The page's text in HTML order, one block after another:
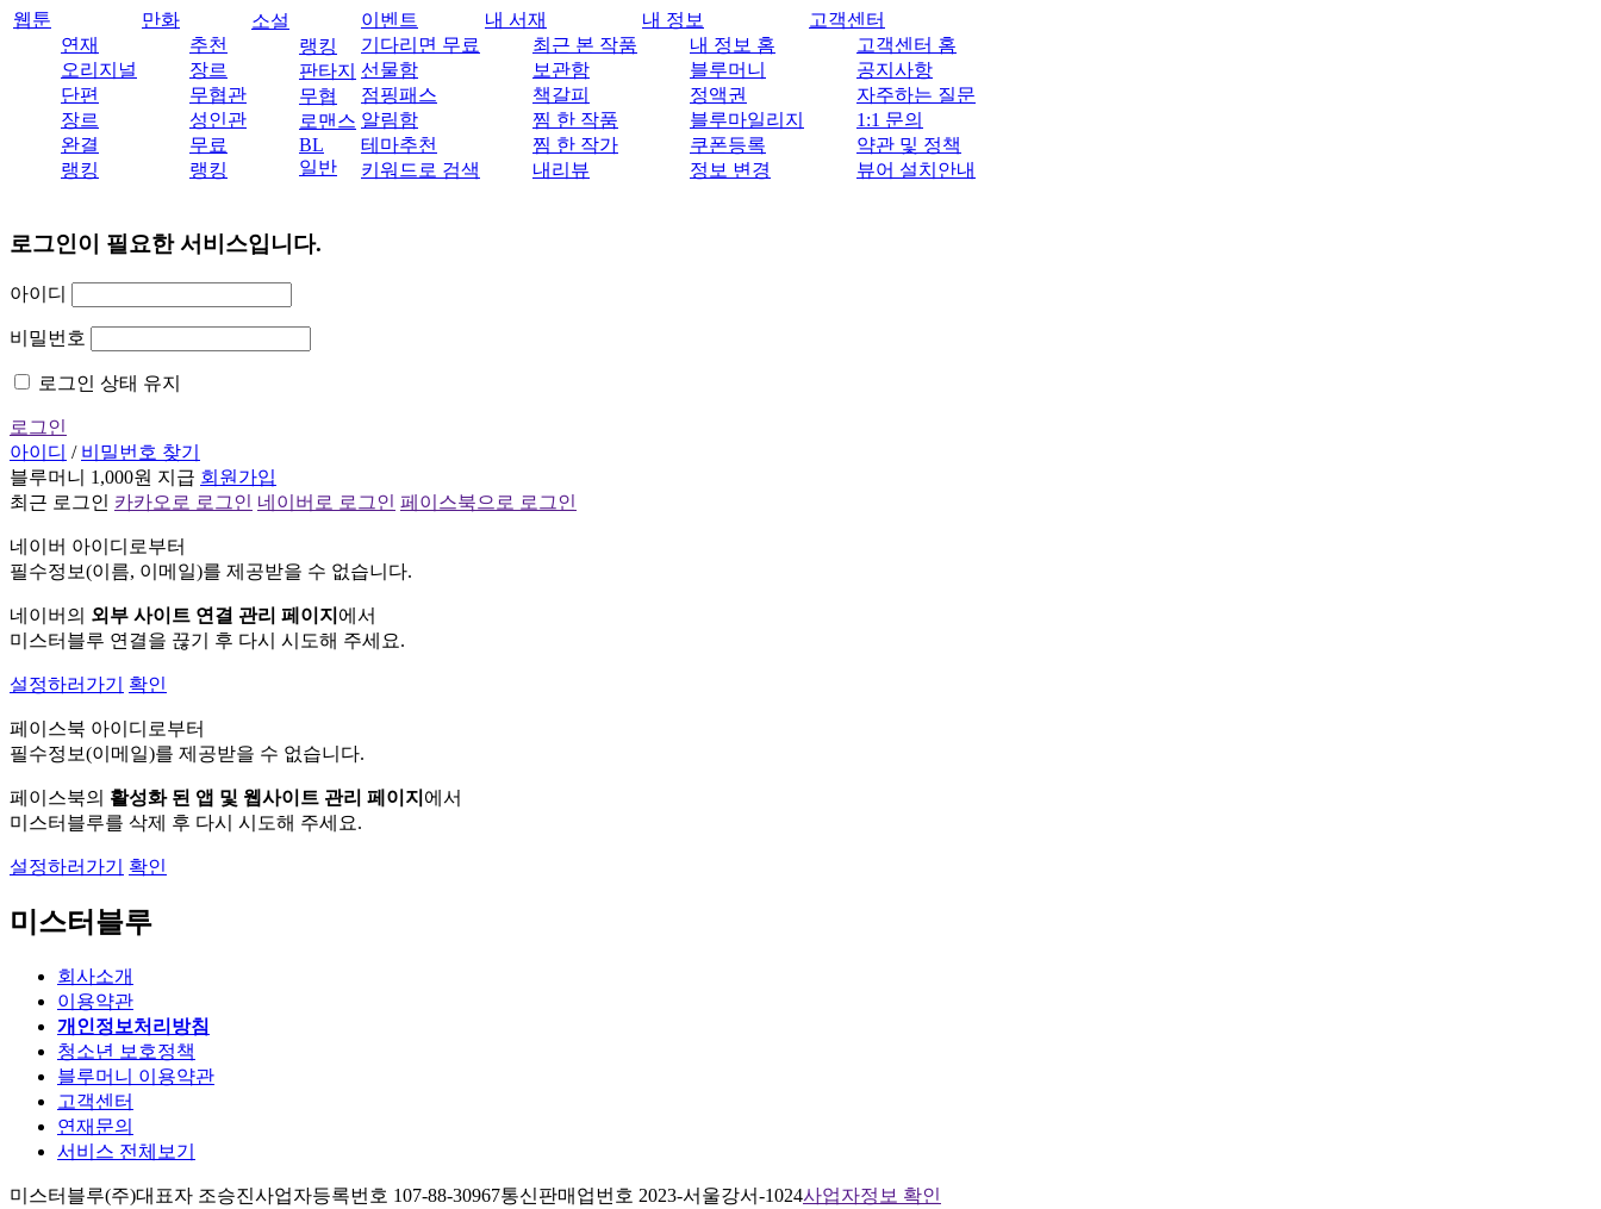
웹툰
연재
오리지널
단편
장르
완결
랭킹
만화
추천
장르
무협관
성인관
무료
랭킹
소설
랭킹
판타지
무협
로맨스
BL
일반
이벤트
기다리면 무료
선물함
점핑패스
알림함
테마추천
키워드로 검색
내 서재
최근 본 작품
보관함
책갈피
찜 한 작품
찜 한 작가
내리뷰
내 정보
내 정보 홈
블루머니
정액권
블루마일리지
쿠폰등록
정보 변경
고객센터
고객센터 홈
공지사항
자주하는 질문
1:1 문의
약관 및 정책
뷰어 설치안내
로그인이 필요한 서비스입니다.
아이디
비밀번호
로그인 상태 유지
로그인
아이디 / 비밀번호 찾기
블루머니 1,000원 지급 회원가입
최근 로그인 카카오로 로그인 네이버로 로그인 페이스북으로 로그인
네이버 아이디로부터
필수정보(이름, 이메일)를 제공받을 수 없습니다.
네이버의 외부 사이트 연결 관리 페이지 에서
미스터블루 연결을 끊기 후 다시 시도해 주세요.
설정하러가기 확인
페이스북 아이디로부터
필수정보(이메일)를 제공받을 수 없습니다.
페이스북의 활성화 된 앱 및 웹사이트 관리 페이지 에서
미스터블루를 삭제 후 다시 시도해 주세요.
설정하러가기 확인
미스터블루
회사소개
이용약관
개인정보처리방침
청소년 보호정책
블루머니 이용약관
고객센터
연재문의
서비스 전체보기
미스터블루(주)대표자 조승진사업자등록번호 107-88-30967통신판매업번호 2023-서울강서-1024사업자정보 확인